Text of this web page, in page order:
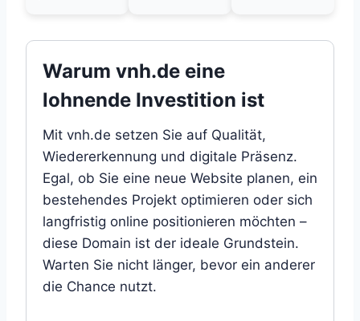
Warum vnh.de eine
lohnende Investition ist
Mit vnh.de setzen Sie auf Qualität,
Wiedererkennung und digitale Präsenz.
Egal, ob Sie eine neue Website planen, ein
bestehendes Projekt optimieren oder sich
langfristig online positionieren möchten –
diese Domain ist der ideale Grundstein.
Warten Sie nicht länger, bevor ein anderer
die Chance nutzt.